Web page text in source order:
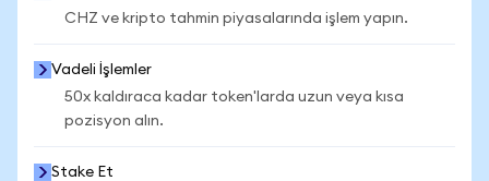
CHZ ve kripto tahmin piyasalarında işlem yapın.
Vadeli İşlemler
50x kaldıraca kadar token'larda uzun veya kısa
pozisyon alın.
Stake Et